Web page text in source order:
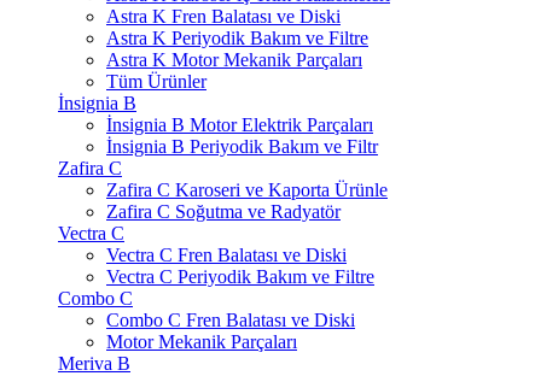
Astra K Fren Balatası ve Diski
Astra K Periyodik Bakım ve Filtre
Astra K Motor Mekanik Parçaları
Tüm Ürünler
İnsignia B
İnsignia B Motor Elektrik Parçaları
İnsignia B Periyodik Bakım ve Filtr
Zafira C
Zafira C Karoseri ve Kaporta Ürünle
Zafira C Soğutma ve Radyatör
Vectra C
Vectra C Fren Balatası ve Diski
Vectra C Periyodik Bakım ve Filtre
Combo C
Combo C Fren Balatası ve Diski
Motor Mekanik Parçaları
Meriva B